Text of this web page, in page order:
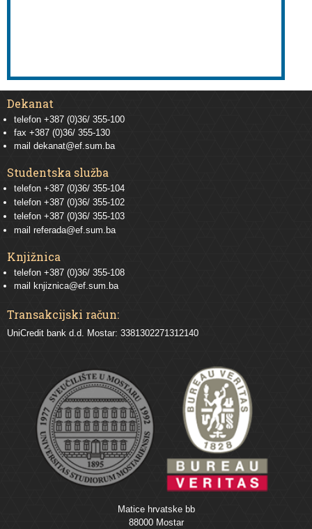
Dekanat
telefon +387 (0)36/ 355-100
fax +387 (0)36/ 355-130
mail dekanat@ef.sum.ba
Studentska služba
telefon +387 (0)36/ 355-104
telefon +387 (0)36/ 355-102
telefon +387 (0)36/ 355-103
mail referada@ef.sum.ba
Knjižnica
telefon +387 (0)36/ 355-108
mail
knjiznica@ef.sum.ba
Transakcijski račun:
UniCredit bank d.d. Mostar: 3381302271312140
Matice hrvatske bb
88000 Mostar